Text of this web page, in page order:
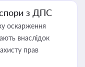
спори з ДПС
оскарження
внаслідок
прав